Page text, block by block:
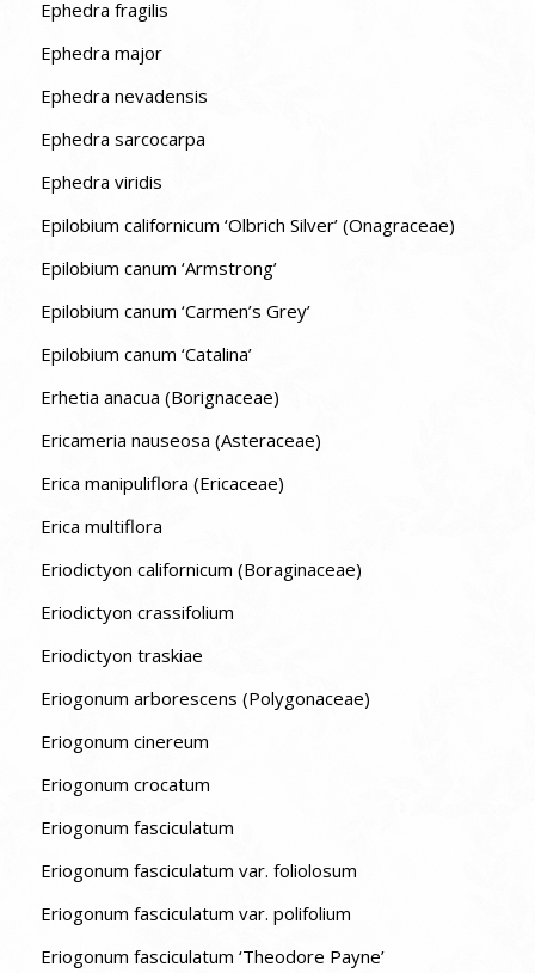
Ephedra fragilis
Ephedra major
Ephedra nevadensis
Ephedra sarcocarpa
Ephedra viridis
Epilobium californicum ‘Olbrich Silver’ (Onagraceae)
Epilobium canum ‘Armstrong’
Epilobium canum ‘Carmen’s Grey’
Epilobium canum ‘Catalina’
Erhetia anacua (Borignaceae)
Ericameria nauseosa (Asteraceae)
Erica manipuliflora (Ericaceae)
Erica multiflora
Eriodictyon californicum (Boraginaceae)
Eriodictyon crassifolium
Eriodictyon traskiae
Eriogonum arborescens (Polygonaceae)
Eriogonum cinereum
Eriogonum crocatum
Eriogonum fasciculatum
Eriogonum fasciculatum var. foliolosum
Eriogonum fasciculatum var. polifolium
Eriogonum fasciculatum ‘Theodore Payne’